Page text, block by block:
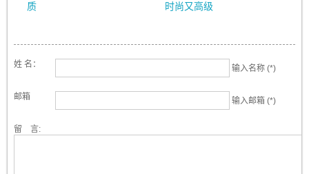
质
时尚又高级
姓 名： 输入名称 (*)
邮箱 输入邮箱 (*)
留 言: